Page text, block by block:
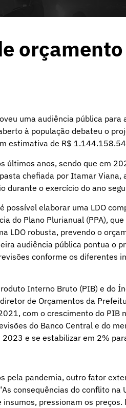
uma audiência pública
à população debateu o
estimativa de R$
últimos anos, sendo que em
chefiada por Itamar Viana,
durante o exercício do ano
possível elaborar uma LDO
do Plano Plurianual (PPA),
LDO robusta, prevendo o
audiência pública pontua o
conforme os diferentes
Interno Bruto (PIB) e do
de Orçamentos da
com o crescimento do PIB
do Banco Central e do
e se estabilizar em 2%
pela pandemia, outro fator
consequências do conflito na
pressionam os